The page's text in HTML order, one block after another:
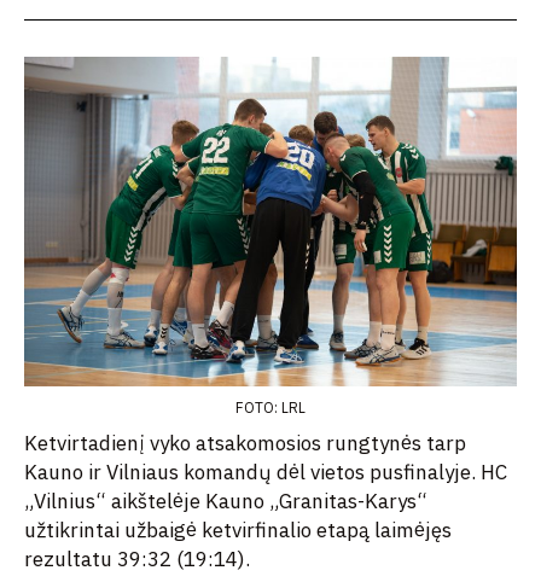
FOTO: LRL
Ketvirtadienį vyko atsakomosios rungtynės tarp
Kauno ir Vilniaus komandų dėl vietos pusfinalyje. HC
„Vilnius“ aikštelėje Kauno „Granitas-Karys“
užtikrintai užbaigė ketvirfinalio etapą laimėjęs
rezultatu 39:32 (19:14).